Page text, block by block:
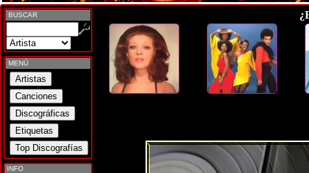
BUSCAR
MENÚ
INFO